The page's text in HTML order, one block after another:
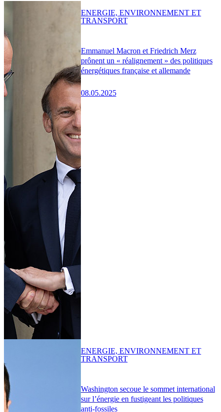
Emmanuel Macron et Friedrich Merz
prônent un « réalignement » des politiques
énergétiques française et allemande
08.05.2025
ENERGIE, ENVIRONNEMENT ET
TRANSPORT
Washington secoue le sommet international
sur l’énergie en fustigeant les politiques
anti-fossiles
ENERGIE, ENVIRONNEMENT ET
TRANSPORT